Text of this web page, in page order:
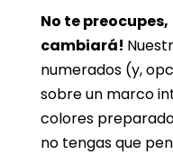
No te preocupes,
cambiará!
numerados (y,
sobre un marco
colores
no tengas que